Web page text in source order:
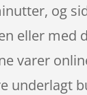
og
eller med
varer
underlagt